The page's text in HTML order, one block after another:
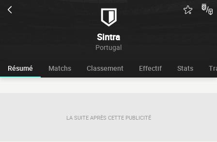
Sintra
Portugal
Résumé Matchs Classement Effectif Stats
LA SUITE APRÈS CETTE PUBLICITÉ